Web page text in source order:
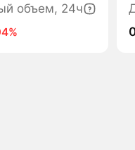
объем, 24ч